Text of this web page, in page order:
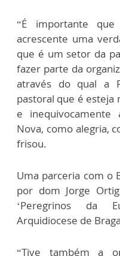
“É importante
acrescente uma
que é um setor da
fazer parte da
através do qual a
pastoral que é esteja
e inequivocamente
Nova, como alegria,
frisou.
Uma parceria com o
por dom Jorge
‘Peregrinos da
Arquidiocese de
“Tive também a